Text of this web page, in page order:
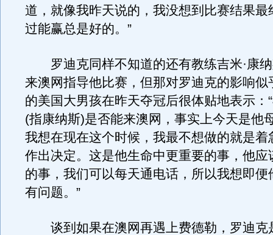
道，就像我昨天说的，我没想到比赛结果最
过能赢总是好的。”
罗迪克同样不知道的还有教练吉米·康纳
来澳网指导他比赛，但那对罗迪克的影响似
的美国大男孩在昨天夺冠后很体贴地表示：
(指康纳斯)是否能来澳网，事实上今天是他
我想在现在这个时候，我最不想做的就是着
作出决定。这是他生命中更重要的事，他应
的事，我们可以每天通电话，所以我想即便
有问题。”
谈到如果在澳网再遇上费德勒，罗迪克